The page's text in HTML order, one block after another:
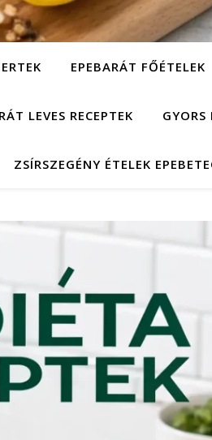
EPEBARÁT FŐÉTELEK
LEVES RECEPTEK GYORS
ZSÍRSZEGÉNY ÉTELEK